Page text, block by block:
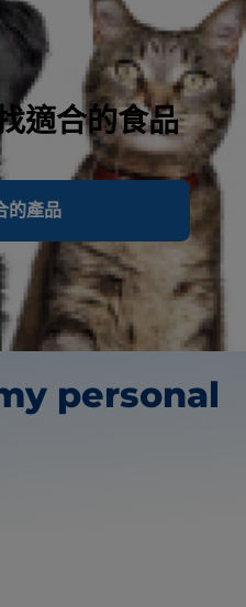
適合的食品
的產品
personal